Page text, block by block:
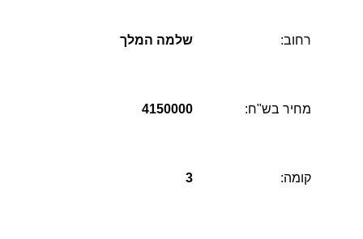
רחוב: שלמה המלך
מחיר בש"ח: 4150000
קומה: 3